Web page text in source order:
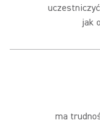
jak
ma